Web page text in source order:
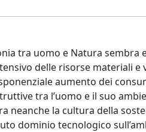
tra uomo e Natura sembra
delle risorse materiali
aumento dei
tra l’uomo e il suo
neanche la cultura della
dominio tecnologico